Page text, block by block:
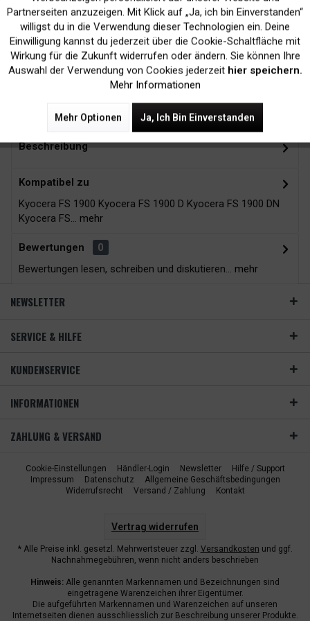
Kein Verlust der
Druckergarantie
Versand innerhalb von
24H*
Zubehör
Beschreibung
Kompatibel zu
Kyocera FS 1900 Kyocera FS 1900 D Kyocera FS 1900 DN
Kyocera FS... mehr
Bewertungen
0
Bewertungen lesen, schreiben und diskutieren... mehr
NEWSLETTER
SERVICE & HILFE
KUNDENSERVICE
INFORMATIONEN
ZAHLUNG & VERSAND
Cookie-Einstellungen Händler-Login Newsletter
Hilfe / Support
Impressum
Datenschutz
Allgemeine Geschäftsbedingungen
Widerrufsrecht
Versand / Zahlung Kontakt
Vertrag widerrufen
* Alle Preise inkl. gesetzl. Mehrwertsteuer zzgl. Versandkosten und ggf.
Nachnahmegebühren, wenn nicht anders beschrieben
Hinweis: Alle genannten Markennamen und Bezeichnungen sind
eingetragene Warenzeichen ihrer Eigentümer.
Die aufgeführten Markennamen und Warenzeichen auf unseren
Internetseiten dienen ausschliesslich zur Beschreibung unserer Produkte.
Marketing Inaktiv
Tracking Inaktiv
Partnerseiten anzuzeigen. Mit Klick auf „Ja, ich bin Einverstanden“
willigst du in die Verwendung dieser Technologien ein. Deine
Einwilligung kannst du jederzeit über die Cookie-Schaltfläche mit
Wirkung für die Zukunft widerrufen oder ändern. Sie können Ihre
Auswahl der Verwendung von Cookies jederzeit hier speichern.
Mehr Informationen
Mehr Optionen Ja, Ich Bin Einverstanden